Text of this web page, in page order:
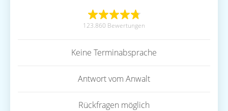
123.860 Bewertungen
Keine Terminabsprache
Antwort vom Anwalt
Rückfragen möglich